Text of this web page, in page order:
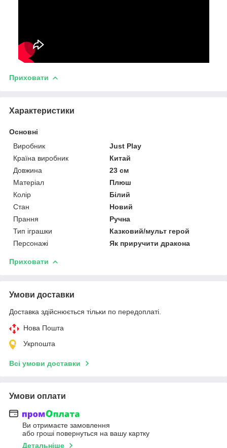
Приховати
Характеристики
Основні
Виробник
Just Play
Країна виробник
Китай
Довжина
23 см
Матеріал
Плюш
Колір
Білий
Стан
Новий
Прання
Ручна
Тип іграшки
Казковий/мульт герой
Персонажі
Як приручити дракона
Приховати
Умови доставки
Доставка здійснюється тільки по передоплаті.
Нова Пошта
Укрпошта
Всі умови доставки
Умови оплати
Ви отримаєте замовлення
або гроші повернуться на вашу картку
Детальніше